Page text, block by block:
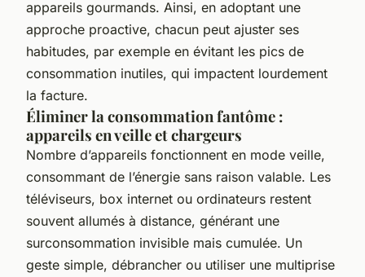
appareils gourmands. Ainsi, en adoptant une
approche proactive, chacun peut ajuster ses
habitudes, par exemple en évitant les pics de
consommation inutiles, qui impactent lourdement
la facture.
Éliminer la consommation fantôme :
appareils en veille et chargeurs
Nombre d’appareils fonctionnent en mode veille,
consommant de l’énergie sans raison valable. Les
téléviseurs, box internet ou ordinateurs restent
souvent allumés à distance, générant une
surconsommation invisible mais cumulée. Un
geste simple, débrancher ou utiliser une multiprise